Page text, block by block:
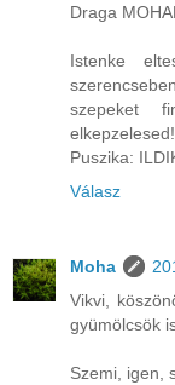
Draga
Istenke
szepeket
Puszika:
Válasz
Moha
Vikvi,
gyümölcsök
Szemi, igen,